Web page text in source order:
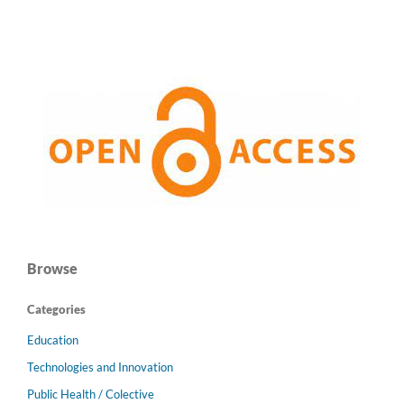
Browse
Categories
Education
Technologies and Innovation
Public Health / Colective